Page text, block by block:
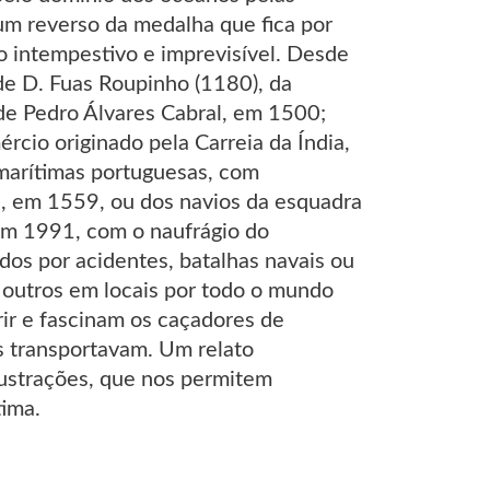
reverso da medalha que fica por
intempestivo e imprevisível. Desde
D. Fuas Roupinho (1180), da
Pedro Álvares Cabral, em 1500;
originado pela Carreia da Índia,
portuguesas, com
1559, ou dos navios da esquadra
1991, com o naufrágio do
por acidentes, batalhas navais ou
em locais por todo o mundo
e fascinam os caçadores de
transportavam. Um relato
que nos permitem